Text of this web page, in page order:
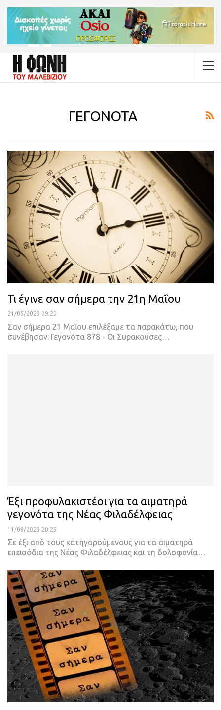
ΓΕΓΟΝΟΤΑ
Τι έγινε σαν σήμερα την 21η Μαΐου
21/05/2023 09:20
Σαν σήμερα 21 Μαΐου επιλέξαμε τα παρακάτω, που
συνέβησαν: Γεγονότα 878 - Οι Συρακούσες…
Έξι προφυλακιστέοι για τα αιματηρά
γεγονότα της Νέας Φιλαδέλφειας
11/08/2023 20:25
Σε έξι από τους κατηγορούμενους για τα αιματηρά
επεισόδια της Νέας Φιλαδέλφειας και τη δολοφονία…